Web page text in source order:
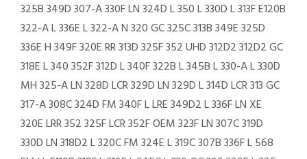
325B 349D 307-A 330F LN 324D L 350 L 330D L 313F E120B
322-A L 336E L 322-A N 320 GC 325C 313B 349E 325D
336E H 349F 320E RR 313D 325F 352 UHD 312D2 312D2 GC
318E L 340 352F 312D L 340F 322B L 345B L 330-A L 330D
MH 325-A LN 328D LCR 329D LN 329D L 314D LCR 313 GC
317-A 308C 324D FM 340F L LRE 349D2 L 336F LN XE
320E LRR 352 325F LCR 352F OEM 323F LN 307C 319D
330D LN 318D2 L 320C FM 324E L 319C 307B 336F L 568